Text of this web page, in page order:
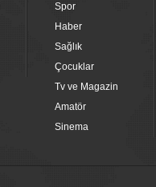
Spor
Haber
Sağlık
Çocuklar
Tv ve Magazin
Amatör
Sinema